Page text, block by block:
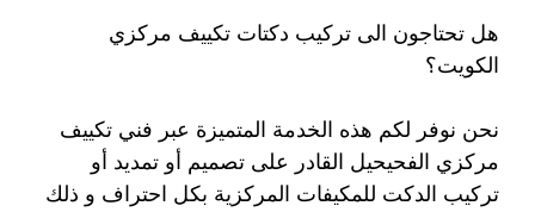
هل تحتاجون الى تركيب دكتات تكييف مركزي
الكويت؟
نحن نوفر لكم هذه الخدمة المتميزة عبر فني تكييف
مركزي الفحيحيل القادر على تصميم أو تمديد أو
تركيب الدكت للمكيفات المركزية بكل احتراف و ذلك